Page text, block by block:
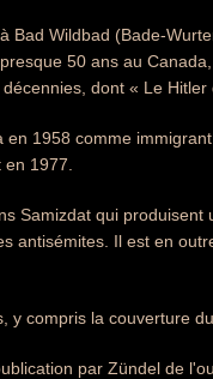
Bad Wildbad (Bade-
50 ans au
dont « Le
en 1958 comme
1977.
Samizdat qui
antisémites. Il est en
y compris la couverture
par Zündel de